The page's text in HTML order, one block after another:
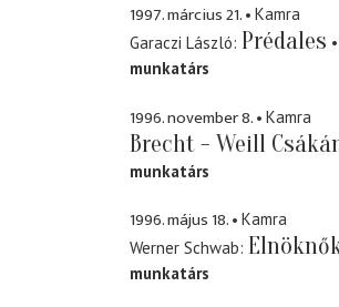
1997. március 21.
Kamra
Garaczi László Prédales
munkatárs
1996. november 8. Kamra
Brecht - Weill
munkatárs
1996. május 18.
Kamra
Werner Schwab
munkatárs